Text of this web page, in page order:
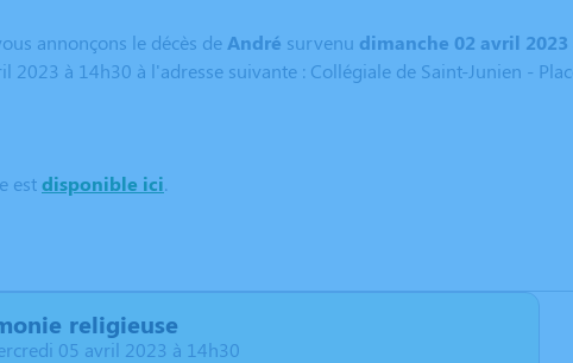
annonçons le décès de André survenu dimanche 02 avril 2023
2023 à 14h30 à l'adresse suivante : Collégiale de Saint-Junien -
estdisponible ici.
religieuse
05 avril 2023 à 14h30